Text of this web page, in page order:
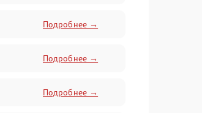
Подробнее →
Подробнее →
Подробнее →